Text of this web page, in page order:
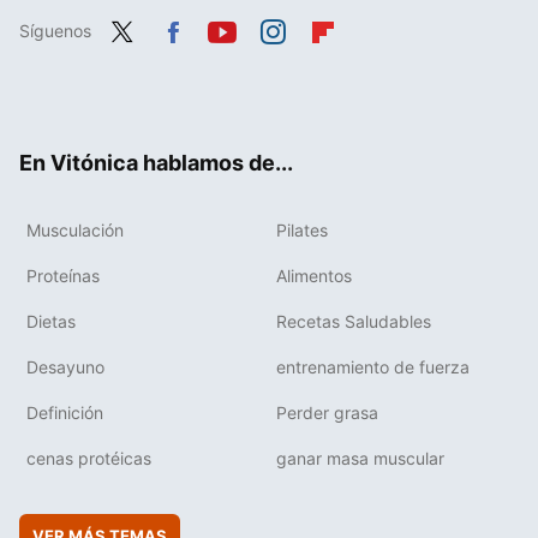
Síguenos
En Vitónica hablamos de...
Musculación Pilates
Proteínas Alimentos
Dietas Recetas Saludables
Desayuno entrenamiento de fuerza
Definición Perder grasa
cenas protéicas ganar masa muscular